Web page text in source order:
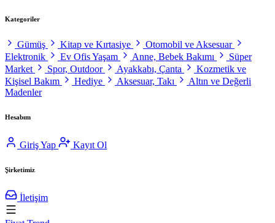
Kategoriler
Gümüş Kitap ve Kırtasiye
Otomobil ve Aksesuar
Elektronik
Ev Ofis Yaşam Anne, Bebek Bakımı
Süper
Market
Spor, Outdoor Ayakkabı, Çanta
Kozmetik ve
Kişisel Bakım
Hediye Aksesuar, Takı
Altın ve Değerli
Madenler
Hesabım
Giriş Yap Kayıt Ol
Şirketimiz
İletişim